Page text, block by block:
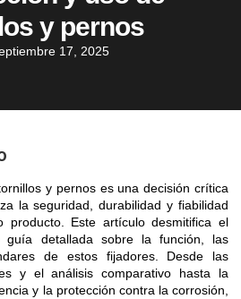
y pernos
17, 2025
y pernos es una decisión crítica
la seguridad, durabilidad y fiabilidad
producto. Este artículo desmitifica el
guía detallada sobre la función, las
de estos fijadores. Desde las
y el análisis comparativo hasta la
y la protección contra la corrosión,